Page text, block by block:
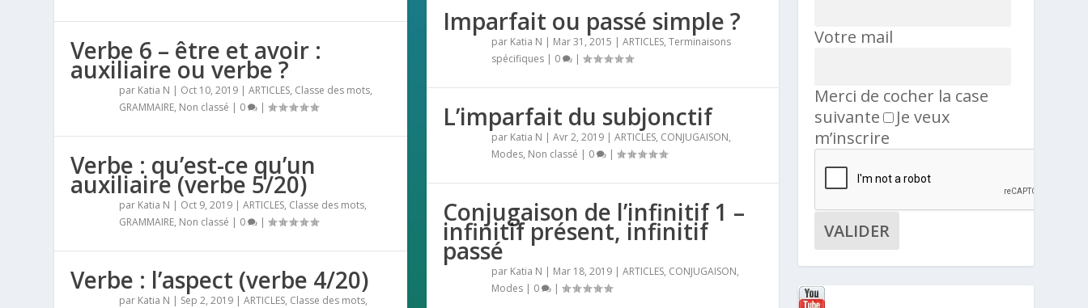
Verbe 6 – être et avoir :
auxiliaire ou verbe ?
par Katia N | Oct 10, 2019 |ARTICLES, Classe des mots,
GRAMMAIRE, Non classé | 0 |
Verbe : qu’est-ce qu’un
auxiliaire (verbe 5/20)
par Katia N | Oct 9, 2019 |ARTICLES, Classe des mots,
GRAMMAIRE, Non classé | 0 |
Verbe : l’aspect (verbe 4/20)
par Katia N | Sep 2, 2019 |ARTICLES, Classe des mots,
Imparfait ou passé simple ?
par Katia N | Mar 31, 2015 | ARTICLES, Terminaisons
spécifiques| 0 |
L’imparfait du subjonctif
par Katia N | Avr 2, 2019| ARTICLES, CONJUGAISON,
Modes, Non classé | 0 |
Conjugaison de l’infinitif 1 –
infinitif présent, infinitif
passé
par Katia N | Mar 18, 2019| ARTICLES, CONJUGAISON,
Modes| 0 |
Votre mail
Merci de cocher la case
suivante
Je veux
m’inscrire